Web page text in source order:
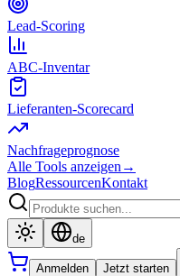
Lead-Scoring
ABC-Inventar
Lieferanten-Scorecard
Nachfrageprognose
Alle Tools anzeigen →
BlogRessourcenKontakt
de
Anmelden Jetzt starten